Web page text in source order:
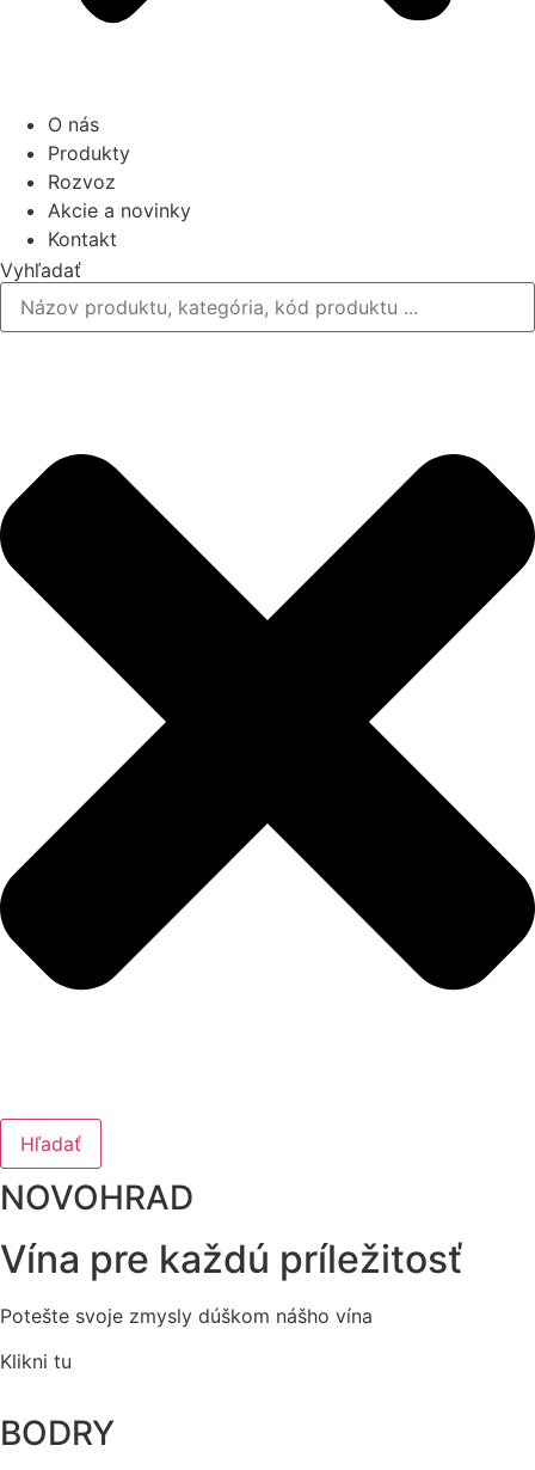
O nás
Produkty
Rozvoz
Akcie a novinky
Kontakt
Vyhľadať
Hľadať
NOVOHRAD
Vína pre každú príležitosť
Potešte svoje zmysly dúškom nášho vína
Klikni tu
BODRY